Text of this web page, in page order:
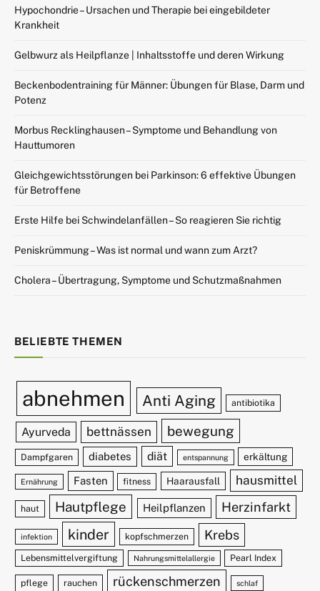
Hypochondrie – Ursachen und Therapie bei eingebildeter
Krankheit
Gelbwurz als Heilpflanze | Inhaltsstoffe und deren Wirkung
Beckenbodentraining für Männer: Übungen für Blase, Darm und
Potenz
Morbus Recklinghausen – Symptome und Behandlung von
Hauttumoren
Gleichgewichtsstörungen bei Parkinson: 6 effektive Übungen
für Betroffene
Erste Hilfe bei Schwindelanfällen – So reagieren Sie richtig
Peniskrümmung – Was ist normal und wann zum Arzt?
Cholera – Übertragung, Symptome und Schutzmaßnahmen
BELIEBTE THEMEN
abnehmen Anti Aging antibiotika
Ayurveda bettnässen bewegung
Dampfgaren diabetes diät entspannung erkältung
Ernährung Fasten fitness Haarausfall hausmittel
haut Hautpflege Heilpflanzen Herzinfarkt
infektion kinder kopfschmerzen Krebs
Lebensmittelvergiftung Nahrungsmittelallergie Pearl Index
pflege rauchen rückenschmerzen schlaf